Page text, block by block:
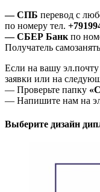
— СПБ перевод с
по номеру тел.
— СБЕР Банк по
Получатель
Если на вашу эл.почту
заявки или на
— Проверьте папку
— Напишите нам на
Выберите дизайн